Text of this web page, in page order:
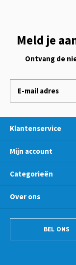
Meld je
Ontvang de
Klantenservice
Mijn account
Categorieën
Over ons
BEL ONS